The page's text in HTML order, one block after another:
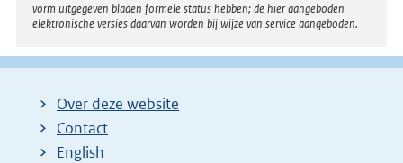
vorm uitgegeven bladen formele status hebben; de hier aangeboden
elektronische versies daarvan worden bij wijze van service aangeboden.
Over deze website
Contact
English